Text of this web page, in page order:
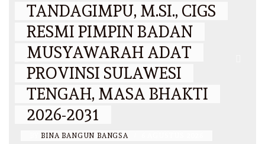
TANDAGIMPU, M.SI., CIGS
RESMI PIMPIN BADAN
MUSYAWARAH ADAT
PROVINSI SULAWESI
TENGAH, MASA BHAKTI
2026-2031
BINA BANGUN BANGSA